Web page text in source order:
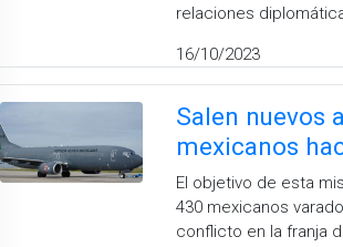
relaciones
16/10/2023
Salen nuevos
mexicanos
El objetivo de esta
430 mexicanos
conflicto en la franja